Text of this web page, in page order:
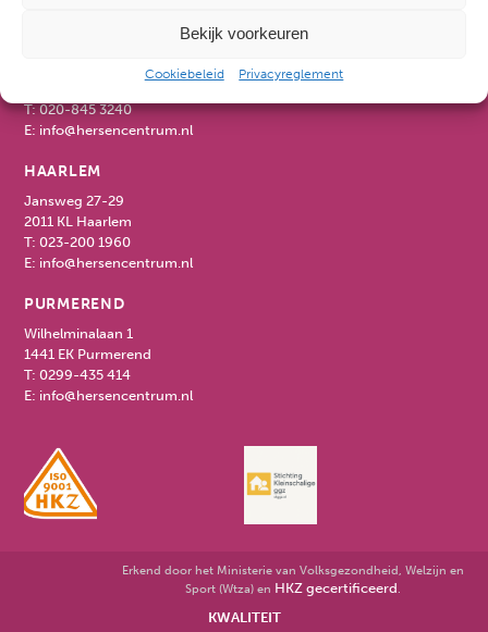
Bekijk voorkeuren
Cookiebeleid Privacyreglement
T:020-845 3240
E: info@hersencentrum.nl
HAARLEM
Jansweg 27-29
2011 KL Haarlem
T:023-200 1960
E: info@hersencentrum.nl
PURMEREND
Wilhelminalaan 1
1441 EK Purmerend
T:0299-435 414
E: info@hersencentrum.nl
Erkend door het Ministerie van Volksgezondheid, Welzijn en
Sport (Wtza) en HKZ gecertificeerd.
KWALITEIT